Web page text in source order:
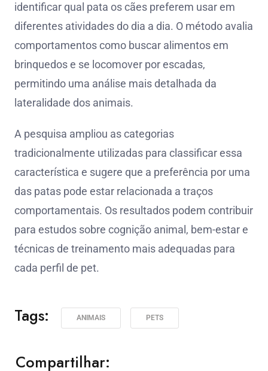
identificar qual pata os cães preferem usar em
diferentes atividades do dia a dia. O método avalia
comportamentos como buscar alimentos em
brinquedos e se locomover por escadas,
permitindo uma análise mais detalhada da
lateralidade dos animais.
A pesquisa ampliou as categorias
tradicionalmente utilizadas para classificar essa
característica e sugere que a preferência por uma
das patas pode estar relacionada a traços
comportamentais. Os resultados podem contribuir
para estudos sobre cognição animal, bem-estar e
técnicas de treinamento mais adequadas para
cada perfil de pet.
Tags: ANIMAIS PETS
Compartilhar: